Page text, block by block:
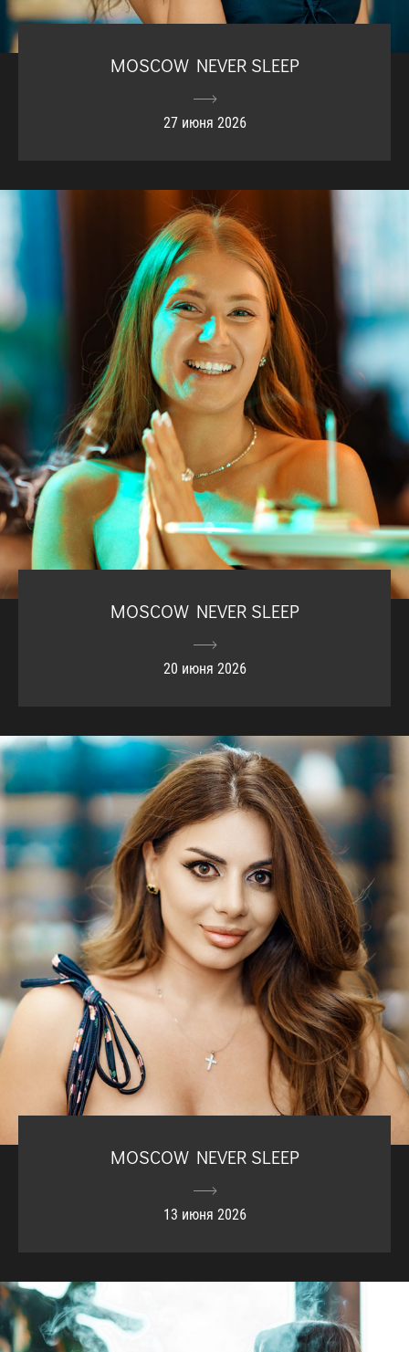
MOSCOW NEVER SLEEP
27 июня 2026
MOSCOW NEVER SLEEP
20 июня 2026
MOSCOW NEVER SLEEP
13 июня 2026